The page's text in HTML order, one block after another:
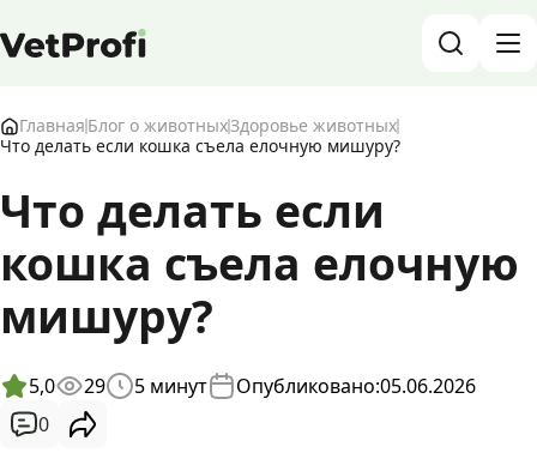
База знаний о животных и ветеринарии
Войти
Главная Блог о животныхЗдоровье животных
Что делать если кошка съела елочную мишуру?
Что делать если
кошка съела елочную
мишуру?
5,0 29 5 минут Опубликовано:05.06.2026
0